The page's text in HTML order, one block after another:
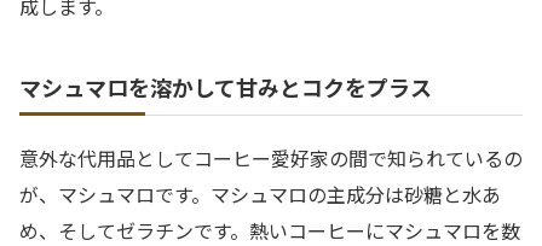
マシュマロを溶かして甘みとコクをプラス
意外な代用品としてコーヒー愛好家の間で知られているの
が、マシュマロです。マシュマロの主成分は砂糖と水あ
め、そしてゼラチンです。熱いコーヒーにマシュマロを数